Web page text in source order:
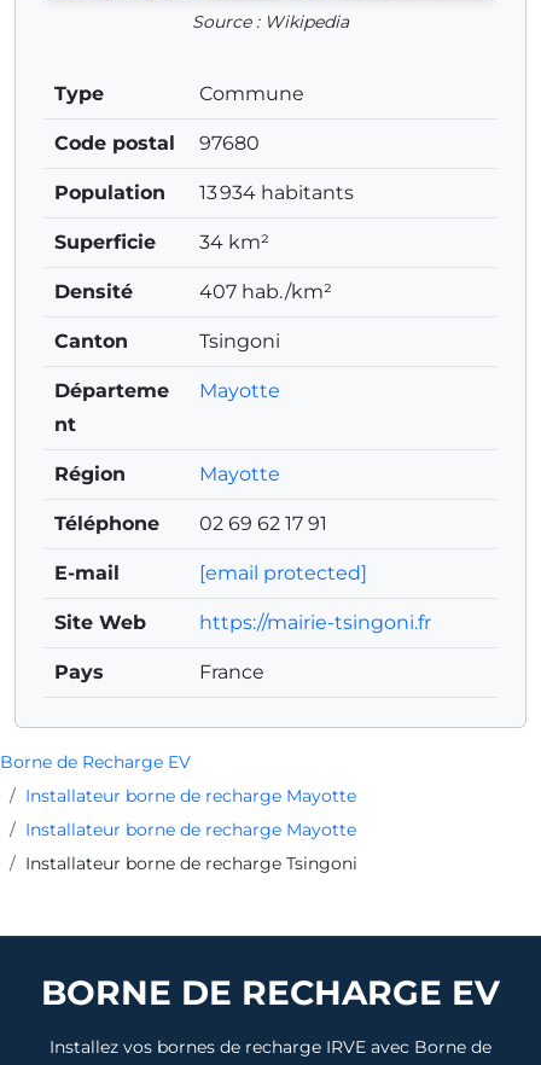
Borne de Recharge EV
Installateur borne de recharge Mayotte
Installateur borne de recharge Mayotte
Installateur borne de recharge Tsingoni
Source : Wikipedia
Type Commune
Code postal 97680
Population 13 934 habitants
Superficie 34 km²
Densité 407 hab./km²
Canton Tsingoni
Départeme
nt
Mayotte
Région Mayotte
Téléphone 02 69 62 17 91
E-mail [email protected]
Site Web https://mairie-tsingoni.fr
Pays France
BORNE DE RECHARGE EV
Installez vos bornes de recharge IRVE avec Borne de